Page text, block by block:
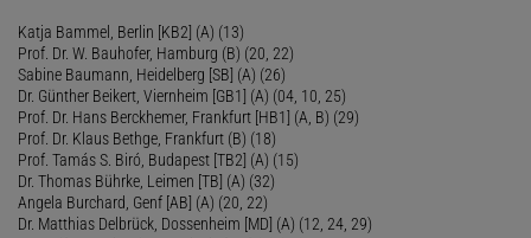
Katja Bammel, Berlin [KB2] (A) (13)
Prof. Dr. W. Bauhofer, Hamburg (B) (20, 22)
Sabine Baumann, Heidelberg [SB] (A) (26)
Dr. Günther Beikert, Viernheim [GB1] (A) (04, 10, 25)
Prof. Dr. Hans Berckhemer, Frankfurt [HB1] (A, B) (29)
Prof. Dr. Klaus Bethge, Frankfurt (B) (18)
Prof. Tamás S. Biró, Budapest [TB2] (A) (15)
Dr. Thomas Bührke, Leimen [TB] (A) (32)
Angela Burchard, Genf [AB] (A) (20, 22)
Dr. Matthias Delbrück, Dossenheim [MD] (A) (12, 24, 29)